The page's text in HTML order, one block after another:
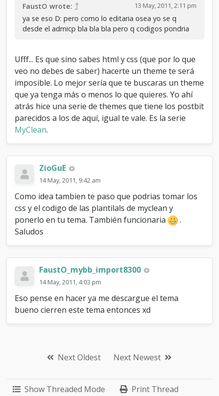
13 May, 2011, 2:11 pm
FaustO wrote:
ya se eso D: pero como lo editaria osea yo se q
desde el admicp bla bla bla pero q codigos pondria
Ufff... Es que sino sabes html y css (que por lo que
veo no debes de saber) hacerte un theme te será
imposible. Lo mejor sería que te buscaras un theme
que ya tenga más o menos lo que quieres. Yo ahí
atrás hice una serie de themes que tiene los postbit
parecidos a los de aquí, igual te vale. Es la serie
MyClean.
ZioGuE
14 May, 2011, 9:42 am
Como idea tambien te paso que podrias tomar los
css y el codigo de las plantilals de myclean y
ponerlo en tu tema. También funcionaria
.
Saludos
FaustO_mybb_import8300
14 May, 2011, 4:03 pm
Eso pense en hacer ya me descargue el tema
bueno cierren este tema entonces xd
Next Oldest Next Newest
Show Threaded Mode Print Thread